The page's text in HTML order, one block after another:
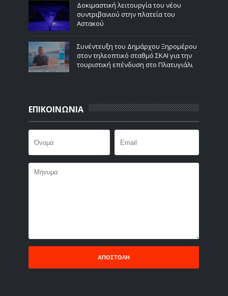
Δοκιμαστική λειτουργία του νέου
συντριβανιού στην πλατεία του
Αστακού
Συνέντευξη του Δημάρχου Ξηρομέρου
στον τηλεοπτικό σταθμό ΣΚΑΙ για την
τουριστική επένδυση στο Πλατυγιάλι
ΕΠΙΚΟΙΝΩΝΙΑ